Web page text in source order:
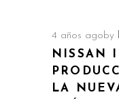
4 años agoby
NISSAN
LA